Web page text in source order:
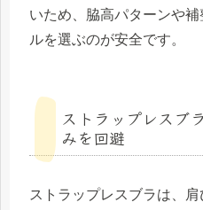
いため、脇高パターンや
ルを選ぶのが安全です。
ストラップレスブ
みを回避
ストラップレスブラは、